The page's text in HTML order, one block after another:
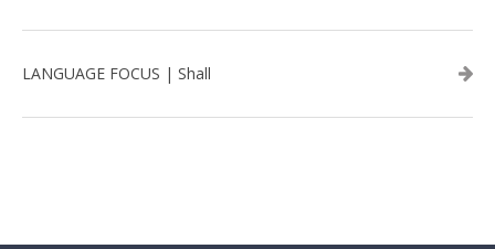
LANGUAGE FOCUS | Shall